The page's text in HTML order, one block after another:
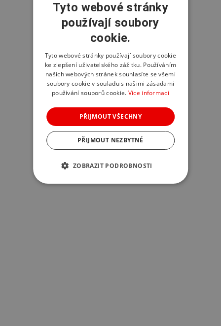
Tyto webové stránky
používají soubory
cookie.
Tyto webové stránky používají soubory cookie
ke zlepšení uživatelského zážitku. Používáním
našich webových stránek souhlasíte se všemi
soubory cookie v souladu s našimi zásadami
používání souborů cookie. Více informací
PŘIJMOUT VŠECHNY
PŘIJMOUT NEZBYTNÉ
ZOBRAZIT PODROBNOSTI